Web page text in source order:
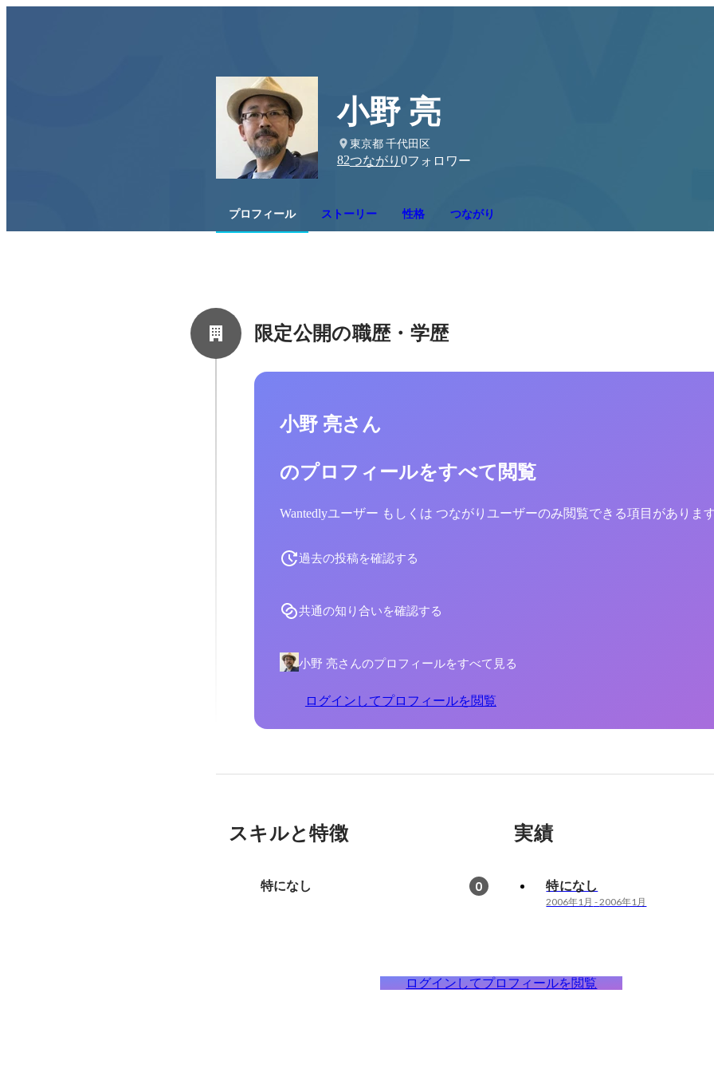
小野 亮
東京都 千代田区
82つながり 0フォロワー
プロフィール ストーリー 性格 つながり
限定公開の職歴・学歴
小野 亮さん
のプロフィールをすべて閲覧
Wantedlyユーザー もしくは つながりユーザーのみ閲覧できる項目がありま
過去の投稿を確認する
共通の知り合いを確認する
小野 亮さんのプロフィールをすべて見る
ログインしてプロフィールを閲覧
スキルと特徴
特になし 0
実績
特になし
2006年1月 -2006年1月
ログインしてプロフィールを閲覧